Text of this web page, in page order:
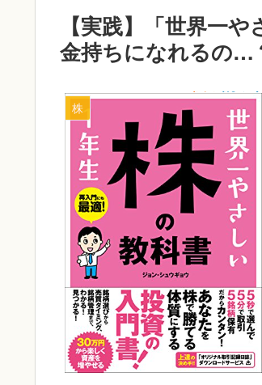
【実践】「世界一
金持ちになれるの
株